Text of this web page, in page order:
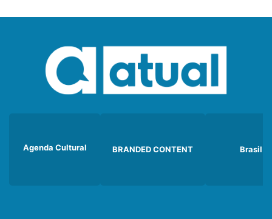
Agenda Cultural BRANDED CONTENT Brasil